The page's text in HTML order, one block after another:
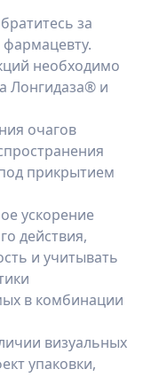
за
необходимо
Лонгидаза® и
очагов
прикрытием
ускорение
действия,
и учитывать
в комбинации
визуальных
упаковки,